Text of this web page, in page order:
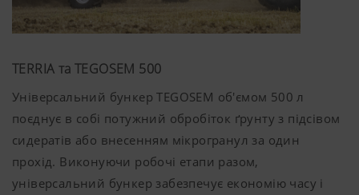
TERRIA та TEGOSEM 500
Універсальний бункер TEGOSEM об'ємом 500 л
поєднує в собі потужний обробіток ґрунту з підсівом
сидератів або внесенням мікрогранул за один
прохід. Виконуючи робочі етапи разом,
універсальний бункер забезпечує економію часу і